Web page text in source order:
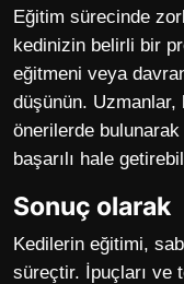
Eğitim sürecinde
kedinizin belirli bir
eğitmeni veya
düşünün. Uzmanlar,
önerilerde
başarılı hale
Sonuç olarak
Kedilerin eğitimi,
süreçtir. İpuçları ve